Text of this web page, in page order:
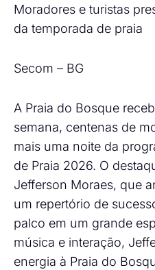
Moradores e turistas
da temporada de praia
Secom – BG
A Praia do Bosque
semana, centenas de
mais uma noite da
de Praia 2026. O
Jefferson Moraes, que
um repertório de
palco em um grande
música e interação,
energia à Praia do